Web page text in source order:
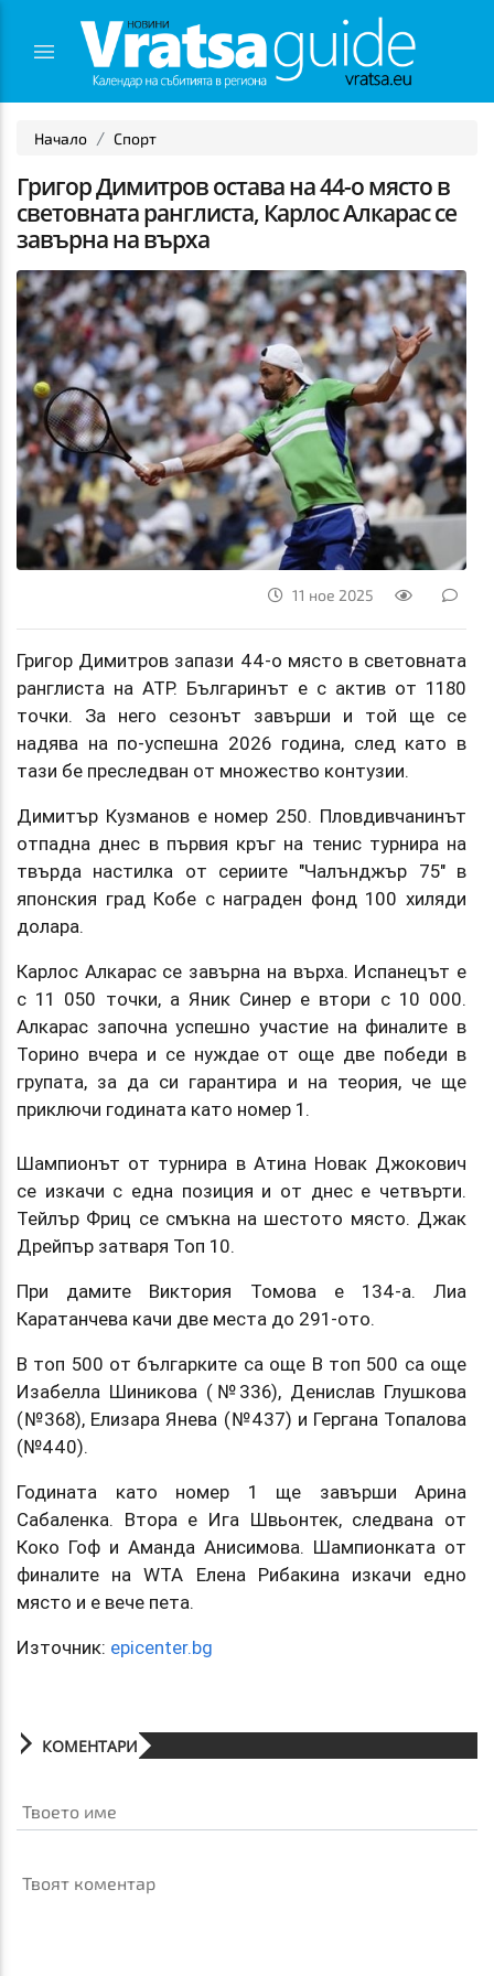
Начало Спорт
Григор Димитров остава на 44-о място в
световната ранглиста, Карлос Алкарас се
завърна на върха
11 ное 2025
Григор Димитров запази 44-о място в световната
ранглиста на ATP. Българинът е с актив от 1180
точки. За него сезонът завърши и той ще се
надява на по-успешна 2026 година, след като в
тази бе преследван от множество контузии.
Димитър Кузманов е номер 250. Пловдивчанинът
отпадна днес в първия кръг на тенис турнира на
твърда настилка от сериите "Чалънджър 75" в
японския град Кобе с награден фонд 100 хиляди
долара.
Карлос Алкарас се завърна на върха. Испанецът е
с 11 050 точки, а Яник Синер е втори с 10 000.
Алкарас започна успешно участие на финалите в
Торино вчера и се нуждае от още две победи в
групата, за да си гарантира и на теория, че ще
приключи годината като номер 1.
Шампионът от турнира в Атина Новак Джокович
се изкачи с една позиция и от днес е четвърти.
Тейлър Фриц се смъкна на шестото място. Джак
Дрейпър затваря Топ 10.
При дамите Виктория Томова е 134-а. Лиа
Каратанчева качи две места до 291-ото.
В топ 500 от българките са още В топ 500 са още
Изабелла Шиникова (№336), Денислав Глушкова
(№368), Елизара Янева (№437) и Гергана Топалова
(№440).
Годината като номер 1 ще завърши Арина
Сабаленка. Втора е Ига Швьонтек, следвана от
Коко Гоф и Аманда Анисимова. Шампионката от
финалите на WTA Елена Рибакина изкачи едно
място и е вече пета.
Източник: epicenter.bg
КОМЕНТАРИ
Твоето име
Твоят коментар